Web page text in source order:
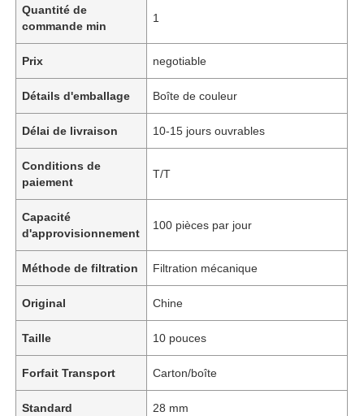
Quantité de
commande min
1
Prix negotiable
Détails d'emballage Boîte de couleur
Délai de livraison 10-15 jours ouvrables
Conditions de
paiement
T/T
Capacité
d'approvisionnement
100 pièces par jour
Méthode de filtration Filtration mécanique
Original Chine
Taille 10 pouces
Forfait Transport Carton/boîte
Standard 28 mm